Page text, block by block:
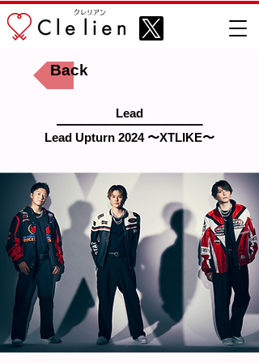
​クレリアン
Back
Lead
━━━━━━━━━━━━
Lead Upturn 2024 〜XTLIKE〜